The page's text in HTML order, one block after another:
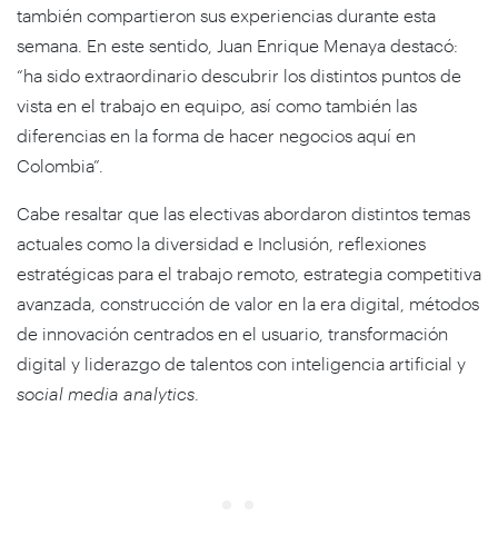
también compartieron sus experiencias durante esta
semana. En este sentido, Juan Enrique Menaya destacó:
“ha sido extraordinario descubrir los distintos puntos de
vista en el trabajo en equipo, así como también las
diferencias en la forma de hacer negocios aquí en
Colombia”.
Cabe resaltar que las electivas abordaron distintos temas
actuales como la diversidad e Inclusión, reflexiones
estratégicas para el trabajo remoto, estrategia competitiva
avanzada, construcción de valor en la era digital, métodos
de innovación centrados en el usuario, transformación
digital y liderazgo de talentos con inteligencia artificial y
social media analytics